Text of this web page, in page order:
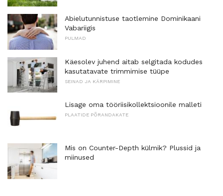
Abielutunnistuse taotlemine Dominikaani
Vabariigis
PULMAD
Käesolev juhend aitab selgitada kodudes
kasutatavate trimmimise tüüpe
SEINAD JA KÄRPIMINE
Lisage oma tööriisikollektsioonile malleti
PLAATIDE PÕRANDAKATE
Mis on Counter-Depth külmik? Plussid ja
miinused